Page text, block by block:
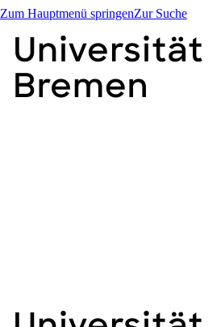
Zum Hauptmenü springenZur Suche